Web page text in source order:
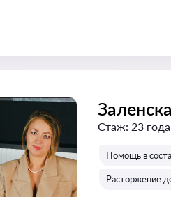
Стаж: 23 года
Помощь в
Расторжение